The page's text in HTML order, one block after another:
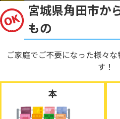
宮城県角田市か
もの
ご家庭でご不要になった様々
す！
本